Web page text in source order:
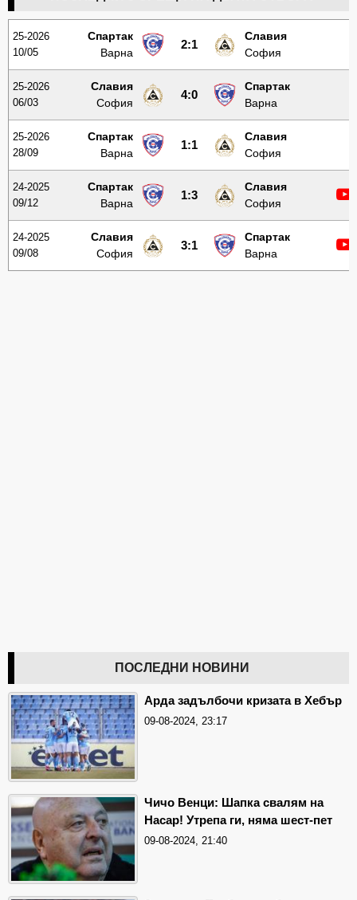
25-2026
10/05
Спартак
Варна
2:1
Славия
София
25-2026
06/03
Славия
София
4:0
Спартак
Варна
25-2026
28/09
Спартак
Варна
1:1
Славия
София
24-2025
09/12
Спартак
Варна
1:3
Славия
София
24-2025
09/08
Славия
София
3:1
Спартак
Варна
ПОСЛЕДНИ НОВИНИ
Арда задълбочи кризата в Хебър
09-08-2024, 23:17
Чичо Венци: Шапка свалям на
Насар! Утрепа ги, няма шест-пет
09-08-2024, 21:40